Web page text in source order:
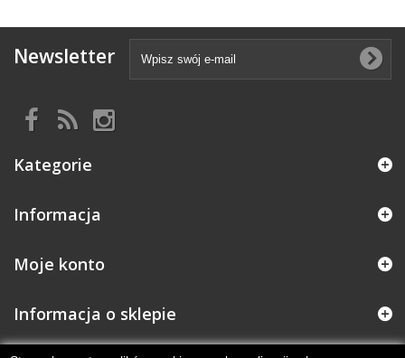
Newsletter
Kategorie
Informacja
Moje konto
Informacja o sklepie